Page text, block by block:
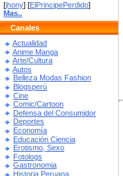
[jhony] [ElPrincipePerdido]
Mas..
Canales
Actualidad
Anime Manga
Arte/Cultura
Autos
Belleza Modas Fashion
Blogsperú
Cine
Comic/Cartoon
Defensa del Consumidor
Deportes
Economía
Educación Ciencia
Erotismo, Sexo
Fotologs
Gastronomia
Historia Peruana